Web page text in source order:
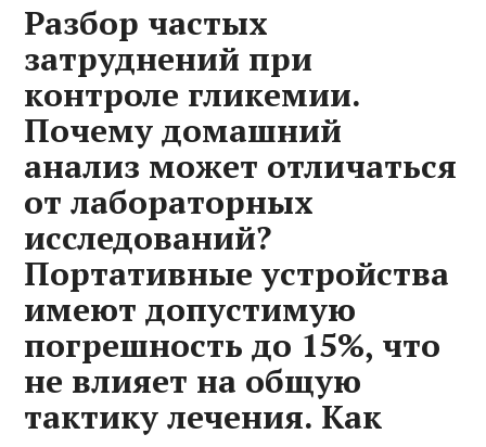
Разбор частых
затруднений при
контроле гликемии.
Почему домашний
анализ может отличаться
от лабораторных
исследований?
Портативные устройства
имеют допустимую
погрешность до 15%, что
не влияет на общую
тактику лечения. Как